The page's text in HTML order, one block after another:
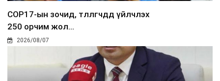
COP17-ын зочид, төлөөлөгчдөд үйлчлэх
250 орчим жол...
2026/08/07